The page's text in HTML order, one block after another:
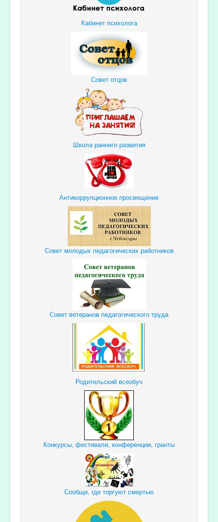
Кабинет психолога
Совет отцов
Школа раннего развития
Антикоррупционное просвещение
Совет молодых педагогических работников
Совет ветеранов педагогического труда
Родительский всеобуч
Конкурсы, фестивали, конференции, гранты
Сообщи, где торгуют смертью